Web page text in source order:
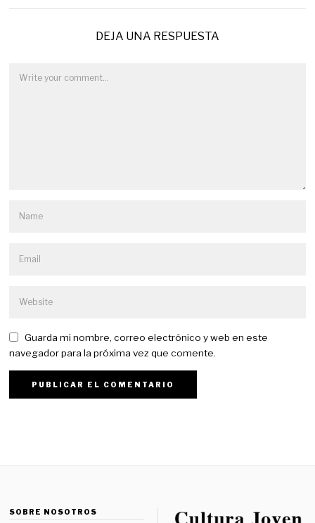
DEJA UNA RESPUESTA
Guarda mi nombre, correo electrónico y web en este
navegador para la próxima vez que comente.
SOBRE NOSOTROS